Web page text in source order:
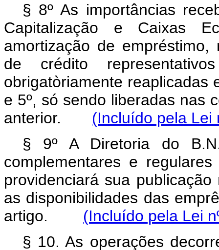
§ 8º As importâncias
Capitalização e Caixas
amortização de
de crédito
obrigatòriamente reaplicadas
e 5º, só sendo liberadas nas
anterior. (Incluído pela Lei
§ 9º A Diretoria do
complementares e
providenciará sua
as disponibilidades das
artigo. (Incluído pela Lei
§ 10. As operações